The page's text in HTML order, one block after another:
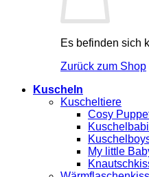
Es befinden sich
Zurück zum Shop
Kuscheln
Kuscheltiere
Cosy
My little